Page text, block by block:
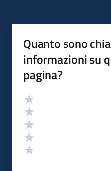
Quanto sono
informazioni su
pagina?
Valutazione